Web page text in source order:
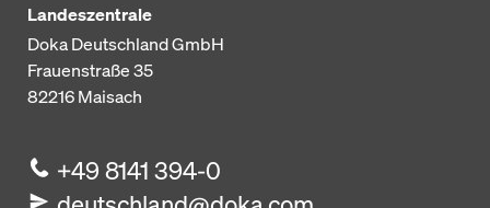
Landeszentrale
Doka Deutschland GmbH
Frauenstraße 35
82216Maisach
+49 8141 394-0